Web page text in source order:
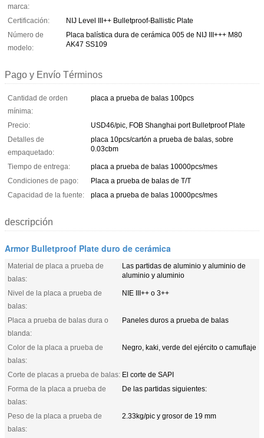
marca:
Certificación:
NIJ Level III++ Bulletproof-Ballistic Plate
Número de
modelo:
Placa balística dura de cerámica 005 de NIJ III+++ M80
AK47 SS109
Pago y Envío Términos
Cantidad de orden
mínima:
placa a prueba de balas 100pcs
Precio:
USD46/pic, FOB Shanghai port Bulletproof Plate
Detalles de
empaquetado:
placa 10pcs/cartón a prueba de balas, sobre
0.03cbm
Tiempo de entrega:
placa a prueba de balas 10000pcs/mes
Condiciones de pago:
Placa a prueba de balas de T/T
Capacidad de la fuente:
placa a prueba de balas 10000pcs/mes
descripción
Armor Bulletproof Plate duro de cerámica
Material de placa a prueba de
balas:
Las partidas de aluminio y aluminio de
aluminio y aluminio
Nivel de la placa a prueba de
balas:
NIE III++ o 3++
Placa a prueba de balas dura o
blanda:
Paneles duros a prueba de balas
Color de la placa a prueba de
balas:
Negro, kaki, verde del ejército o camuflaje
Corte de placas a prueba de balas: El corte de SAPI
Forma de la placa a prueba de
balas:
De las partidas siguientes:
Peso de la placa a prueba de
balas:
2.33kg/pic y grosor de 19 mm